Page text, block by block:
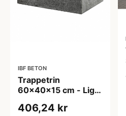
IBF BETON
Trappetrin
60x40x15 cm - Lige
406,24 kr